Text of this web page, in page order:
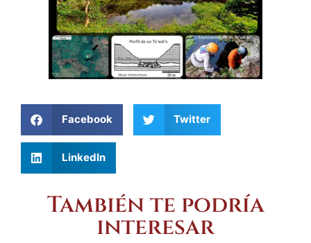
Facebook Twitter
LinkedIn
También te podría
interesar